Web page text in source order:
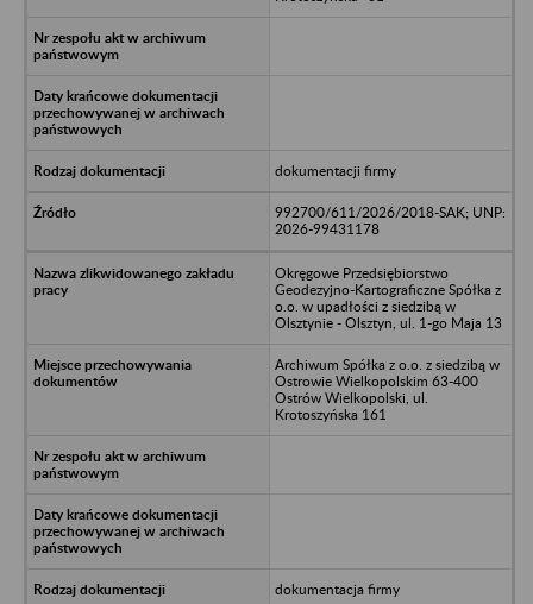
dokumentacji firmy
992700/611/2026/2018-SAK; UNP:
2026-99431178
Okręgowe Przedsiębiorstwo
Geodezyjno-Kartograficzne Spółka z
o.o. w upadłości z siedzibą w
Olsztynie - Olsztyn, ul. 1-go Maja 13
Archiwum Spółka z o.o. z siedzibą w
Ostrowie Wielkopolskim 63-400
Ostrów Wielkopolski, ul.
Krotoszyńska 161
dokumentacja firmy